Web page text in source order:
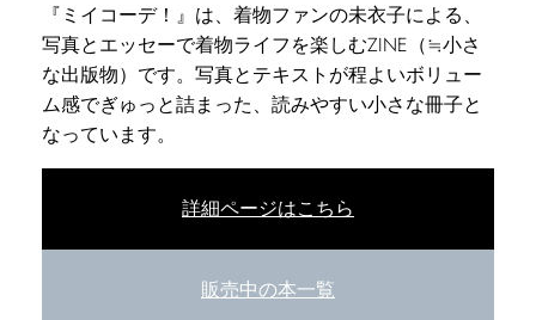
『ミイコーデ！』は、着物ファンの未衣子による、
写真とエッセーで着物ライフを楽しむZINE（≒小さ
な出版物）です。写真とテキストが程よいボリュー
ム感でぎゅっと詰まった、読みやすい小さな冊子と
なっています。
詳細ページはこちら
販売中の本一覧